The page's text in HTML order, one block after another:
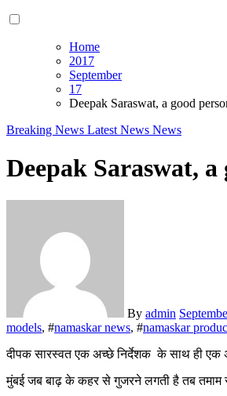
Home
2017
September
17
Deepak Saraswat, a good
Breaking News Latest News News
Deepak Saraswat,
By admin
models, #namaskar news, #namaskar
दीपक सारस्वत एक अच्छे निर्देशक के साथ ही एक
मुंबई जब बाढ़ के कहर से गुजरने लगती है तब